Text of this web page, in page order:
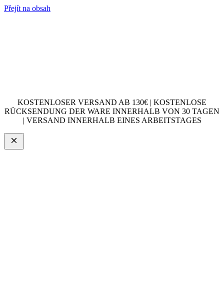
Přejít na obsah
KOSTENLOSER VERSAND AB 130€ | KOSTENLOSE
RÜCKSENDUNG DER WARE INNERHALB VON 30 TAGEN
| VERSAND INNERHALB EINES ARBEITSTAGES